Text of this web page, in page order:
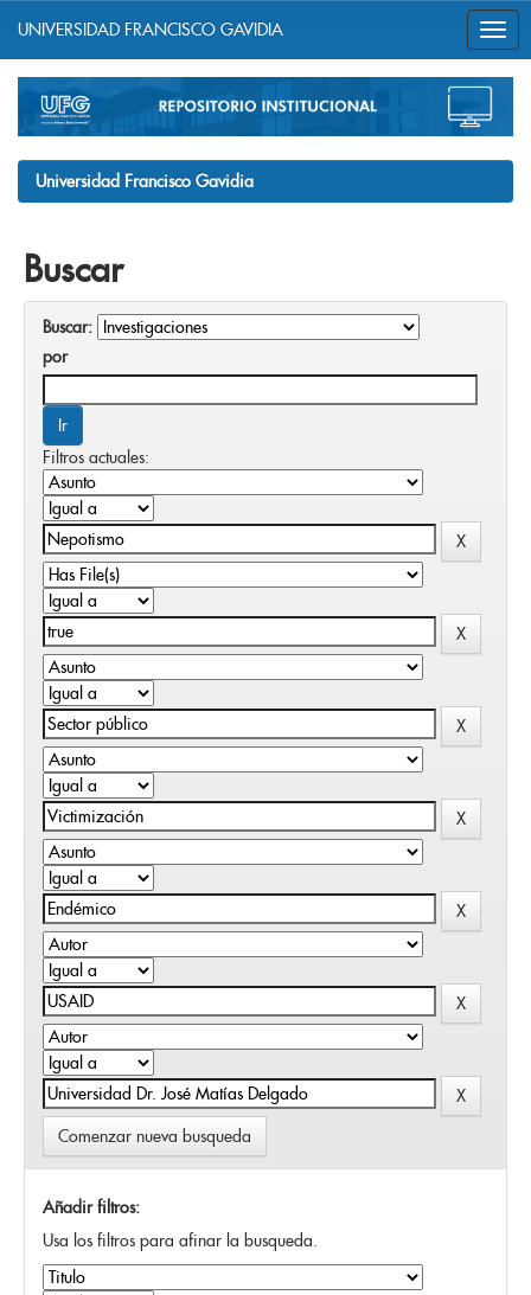
navigation
UNIVERSIDAD FRANCISCO GAVIDIA
Universidad Francisco Gavidia
Buscar
Buscar:
por
Filtros actuales:
Comenzar nueva busqueda
Añadir filtros:
Usa los filtros para afinar la busqueda.